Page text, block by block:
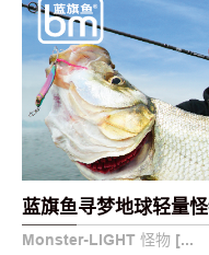
蓝旗鱼寻梦地球轻量
Monster-LIGHT 怪物 [...